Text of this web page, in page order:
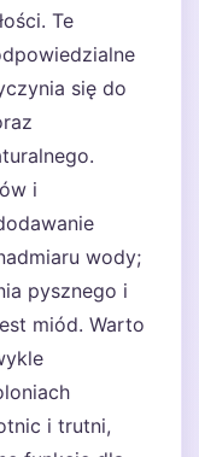
Te
się do
i
wody;
pysznego i
miód. Warto
i trutni,